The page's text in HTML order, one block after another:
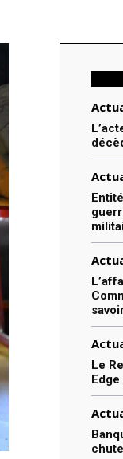
Le